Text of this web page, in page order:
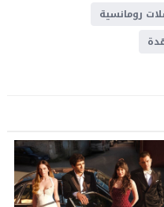
رومانسية